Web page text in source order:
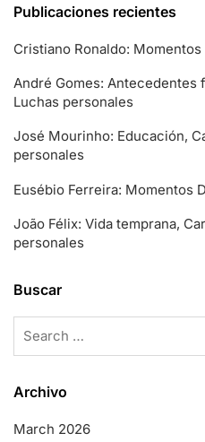
Publicaciones recientes
Cristiano Ronaldo:
André Gomes:
Luchas personales
José Mourinho: Educación,
personales
Eusébio Ferreira: Momentos
João Félix: Vida temprana,
personales
Buscar
Archivo
March 2026